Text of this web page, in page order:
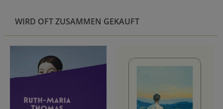
WIRD OFT ZUSAMMEN GEKAUFT